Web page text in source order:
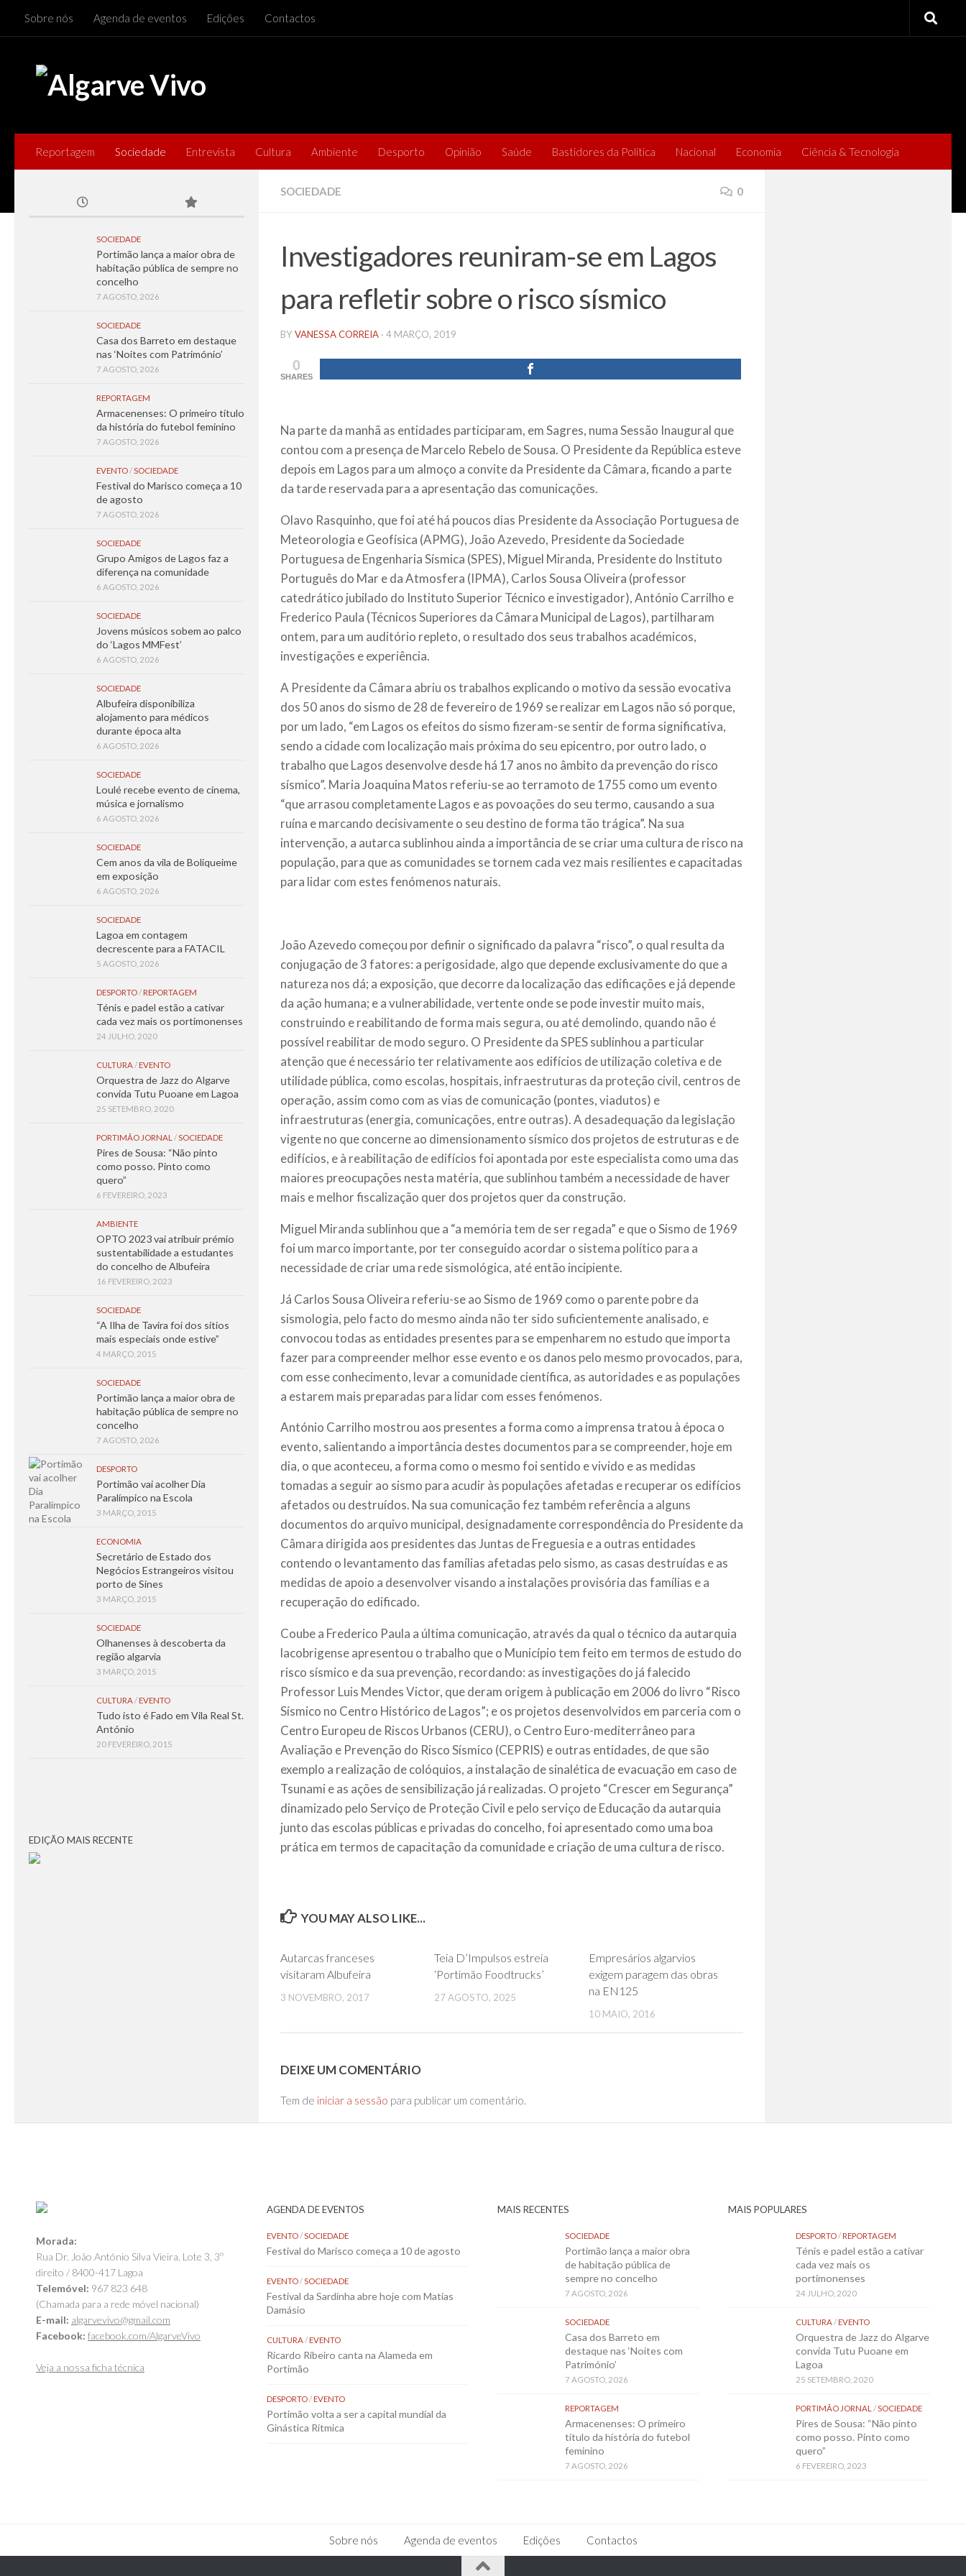
Skip to content
Sobre nós Agenda de eventos Edições Contactos
Reportagem Sociedade Entrevista Cultura Ambiente Desporto Opinião Saúde Bastidores da Política Nacional Economia Ciência & Tecnologia
SOCIEDADE 0
Investigadores reuniram-se em Lagos
para refletir sobre o risco sísmico
BY VANESSA CORREIA · 4 MARÇO, 2019
0
SHARES
Na parte da manhã as entidades participaram, em Sagres, numa Sessão Inaugural que
contou com a presença de Marcelo Rebelo de Sousa. O Presidente da República esteve
depois em Lagos para um almoço a convite da Presidente da Câmara, ficando a parte
da tarde reservada para a apresentação das comunicações.
Olavo Rasquinho, que foi até há poucos dias Presidente da Associação Portuguesa de
Meteorologia e Geofísica (APMG), João Azevedo, Presidente da Sociedade
Portuguesa de Engenharia Sísmica (SPES), Miguel Miranda, Presidente do Instituto
Português do Mar e da Atmosfera (IPMA), Carlos Sousa Oliveira (professor
catedrático jubilado do Instituto Superior Técnico e investigador), António Carrilho e
Frederico Paula (Técnicos Superiores da Câmara Municipal de Lagos), partilharam
ontem, para um auditório repleto, o resultado dos seus trabalhos académicos,
investigações e experiência.
A Presidente da Câmara abriu os trabalhos explicando o motivo da sessão evocativa
dos 50 anos do sismo de 28 de fevereiro de 1969 se realizar em Lagos não só porque,
por um lado, “em Lagos os efeitos do sismo fizeram-se sentir de forma significativa,
sendo a cidade com localização mais próxima do seu epicentro, por outro lado, o
trabalho que Lagos desenvolve desde há 17 anos no âmbito da prevenção do risco
sísmico”. Maria Joaquina Matos referiu-se ao terramoto de 1755 como um evento
“que arrasou completamente Lagos e as povoações do seu termo, causando a sua
ruína e marcando decisivamente o seu destino de forma tão trágica”. Na sua
intervenção, a autarca sublinhou ainda a importância de se criar uma cultura de risco na
população, para que as comunidades se tornem cada vez mais resilientes e capacitadas
para lidar com estes fenómenos naturais.
João Azevedo começou por definir o significado da palavra “risco”, o qual resulta da
conjugação de 3 fatores: a perigosidade, algo que depende exclusivamente do que a
natureza nos dá; a exposição, que decorre da localização das edificações e já depende
da ação humana; e a vulnerabilidade, vertente onde se pode investir muito mais,
construindo e reabilitando de forma mais segura, ou até demolindo, quando não é
possível reabilitar de modo seguro. O Presidente da SPES sublinhou a particular
atenção que é necessário ter relativamente aos edifícios de utilização coletiva e de
utilidade pública, como escolas, hospitais, infraestruturas da proteção civil, centros de
operação, assim como com as vias de comunicação (pontes, viadutos) e
infraestruturas (energia, comunicações, entre outras). A desadequação da legislação
vigente no que concerne ao dimensionamento sísmico dos projetos de estruturas e de
edifícios, e à reabilitação de edifícios foi apontada por este especialista como uma das
maiores preocupações nesta matéria, que sublinhou também a necessidade de haver
mais e melhor fiscalização quer dos projetos quer da construção.
Miguel Miranda sublinhou que a “a memória tem de ser regada” e que o Sismo de 1969
foi um marco importante, por ter conseguido acordar o sistema político para a
necessidade de criar uma rede sismológica, até então incipiente.
Já Carlos Sousa Oliveira referiu-se ao Sismo de 1969 como o parente pobre da
sismologia, pelo facto do mesmo ainda não ter sido suficientemente analisado, e
convocou todas as entidades presentes para se empenharem no estudo que importa
fazer para compreender melhor esse evento e os danos pelo mesmo provocados, para,
com esse conhecimento, levar a comunidade científica, as autoridades e as populações
a estarem mais preparadas para lidar com esses fenómenos.
António Carrilho mostrou aos presentes a forma como a imprensa tratou à época o
evento, salientando a importância destes documentos para se compreender, hoje em
dia, o que aconteceu, a forma como o mesmo foi sentido e vivido e as medidas
tomadas a seguir ao sismo para acudir às populações afetadas e recuperar os edifícios
afetados ou destruídos. Na sua comunicação fez também referência a alguns
documentos do arquivo municipal, designadamente correspondência do Presidente da
Câmara dirigida aos presidentes das Juntas de Freguesia e a outras entidades
contendo o levantamento das famílias afetadas pelo sismo, as casas destruídas e as
medidas de apoio a desenvolver visando a instalações provisória das famílias e a
recuperação do edificado.
Coube a Frederico Paula a última comunicação, através da qual o técnico da autarquia
lacobrigense apresentou o trabalho que o Município tem feito em termos de estudo do
risco sísmico e da sua prevenção, recordando: as investigações do já falecido
Professor Luis Mendes Victor, que deram origem à publicação em 2006 do livro “Risco
Sísmico no Centro Histórico de Lagos”; e os projetos desenvolvidos em parceria com o
Centro Europeu de Riscos Urbanos (CERU), o Centro Euro-mediterrâneo para
Avaliação e Prevenção do Risco Sísmico (CEPRIS) e outras entidades, de que são
exemplo a realização de colóquios, a instalação de sinalética de evacuação em caso de
Tsunami e as ações de sensibilização já realizadas. O projeto “Crescer em Segurança”
dinamizado pelo Serviço de Proteção Civil e pelo serviço de Educação da autarquia
junto das escolas públicas e privadas do concelho, foi apresentado como uma boa
prática em termos de capacitação da comunidade e criação de uma cultura de risco.
YOU MAY ALSO LIKE...
Autarcas franceses
visitaram Albufeira
3 NOVEMBRO, 2017
Teia D’Impulsos estreia
‘Portimão Foodtrucks’
27 AGOSTO, 2025
Empresários algarvios
exigem paragem das obras
na EN125
10 MAIO, 2016
DEIXE UM COMENTÁRIO
Tem de iniciar a sessão para publicar um comentário.
SOCIEDADE
Portimão lança a maior obra de
habitação pública de sempre no
concelho
7 AGOSTO, 2026
SOCIEDADE
Casa dos Barreto em destaque
nas ‘Noites com Património’
7 AGOSTO, 2026
REPORTAGEM
Armacenenses: O primeiro título
da história do futebol feminino
7 AGOSTO, 2026
EVENTO/SOCIEDADE
Festival do Marisco começa a 10
de agosto
7 AGOSTO, 2026
SOCIEDADE
Grupo Amigos de Lagos faz a
diferença na comunidade
6 AGOSTO, 2026
SOCIEDADE
Jovens músicos sobem ao palco
do ‘Lagos MMFest’
6 AGOSTO, 2026
SOCIEDADE
Albufeira disponibiliza
alojamento para médicos
durante época alta
6 AGOSTO, 2026
SOCIEDADE
Loulé recebe evento de cinema,
música e jornalismo
6 AGOSTO, 2026
SOCIEDADE
Cem anos da vila de Boliqueime
em exposição
6 AGOSTO, 2026
SOCIEDADE
Lagoa em contagem
decrescente para a FATACIL
5 AGOSTO, 2026
DESPORTO/ REPORTAGEM
Ténis e padel estão a cativar
cada vez mais os portimonenses
24 JULHO, 2020
CULTURA/ EVENTO
Orquestra de Jazz do Algarve
convida Tutu Puoane em Lagoa
25 SETEMBRO, 2020
PORTIMÃO JORNAL /SOCIEDADE
Pires de Sousa: “Não pinto
como posso. Pinto como
quero”
6 FEVEREIRO, 2023
AMBIENTE
OPTO 2023 vai atribuir prémio
sustentabilidade a estudantes
do concelho de Albufeira
16 FEVEREIRO, 2023
SOCIEDADE
“A Ilha de Tavira foi dos sítios
mais especiais onde estive”
4 MARÇO, 2015
SOCIEDADE
Portimão lança a maior obra de
habitação pública de sempre no
concelho
7 AGOSTO, 2026
DESPORTO
Portimão vai acolher Dia
Paralímpico na Escola
3 MARÇO, 2015
ECONOMIA
Secretário de Estado dos
Negócios Estrangeiros visitou
porto de Sines
3 MARÇO, 2015
SOCIEDADE
Olhanenses à descoberta da
região algarvia
3 MARÇO, 2015
CULTURA/ EVENTO
Tudo isto é Fado em Vila Real St.
António
20 FEVEREIRO, 2015
EDIÇÃO MAIS RECENTE
Morada:
Rua Dr. João António Silva Vieira, Lote 3, 3º
direito / 8400-417 Lagoa
Telemóvel: 967 823 648
(Chamada para a rede móvel nacional)
E-mail: algarvevivo@gmail.com
Facebook: facebook.com/AlgarveVivo
Veja a nossa ficha técnica
AGENDA DE EVENTOS
EVENTO/SOCIEDADE
Festival do Marisco começa a 10 de agosto
EVENTO/SOCIEDADE
Festival da Sardinha abre hoje com Matias
Damásio
CULTURA/EVENTO
Ricardo Ribeiro canta na Alameda em
Portimão
DESPORTO/EVENTO
Portimão volta a ser a capital mundial da
Ginástica Rítmica
MAIS RECENTES
SOCIEDADE
Portimão lança a maior obra
de habitação pública de
sempre no concelho
7 AGOSTO, 2026
SOCIEDADE
Casa dos Barreto em
destaque nas ‘Noites com
Património’
7 AGOSTO, 2026
REPORTAGEM
Armacenenses: O primeiro
título da história do futebol
feminino
7 AGOSTO, 2026
MAIS POPULARES
DESPORTO/REPORTAGEM
Ténis e padel estão a cativar
cada vez mais os
portimonenses
24 JULHO, 2020
CULTURA/EVENTO
Orquestra de Jazz do Algarve
convida Tutu Puoane em
Lagoa
25 SETEMBRO, 2020
PORTIMÃO JORNAL /SOCIEDADE
Pires de Sousa: “Não pinto
como posso. Pinto como
quero”
6 FEVEREIRO, 2023
Sobre nós Agenda de eventos Edições Contactos